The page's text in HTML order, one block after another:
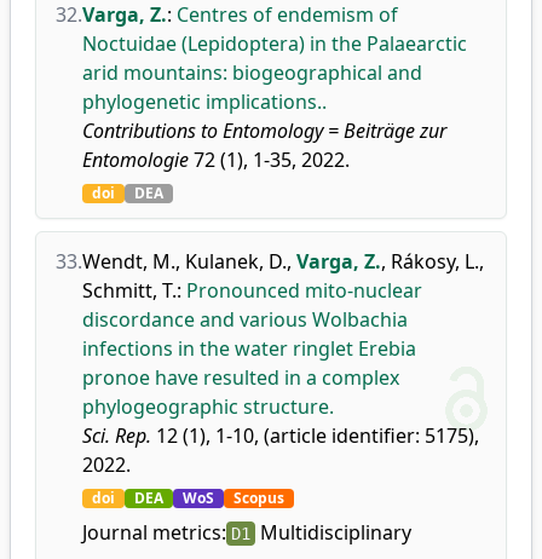
32.Varga, Z.: Centres of endemism of
Noctuidae (Lepidoptera) in the Palaearctic
arid mountains: biogeographical and
phylogenetic implications..
Contributions to Entomology = Beiträge zur
Entomologie72 (1), 1-35, 2022.
doi DEA
33.Wendt, M., Kulanek, D., Varga, Z., Rákosy, L.,
Schmitt, T.: Pronounced mito-nuclear
discordance and various Wolbachia
infections in the water ringlet Erebia
pronoe have resulted in a complex
phylogeographic structure.
Sci. Rep. 12 (1), 1-10, (article identifier: 5175),
2022.
doi DEA WoS Scopus
Journal metrics: D1 Multidisciplinary